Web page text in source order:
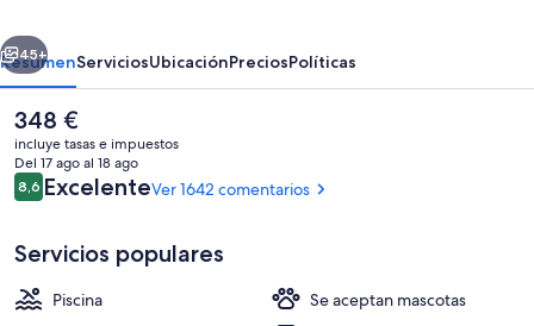
Cabaña ejecutiva | Zona de estar |
Siguiente
45+
ResumenServiciosUbicaciónPreciosPolíticas
El
precio
actual
es
de
348 €
incluye tasas e impuestos
Del 17 ago al 18 ago
Comentarios
8,68,6 de 10
ExcelenteVer 1642 comentarios
Servicios populares
Piscina
Se aceptan mascotas